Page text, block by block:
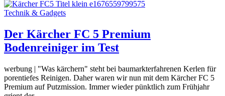
Technik & Gadgets
Der Kärcher FC 5 Premium
Bodenreiniger im Test
werbung | "Was kärchern" steht bei baumarkterfahrenen Kerlen für
porentiefes Reinigen. Daher waren wir nun mit dem Kärcher FC 5
Premium auf Putzmission. Immer wieder pünktlich zum Frühjahr